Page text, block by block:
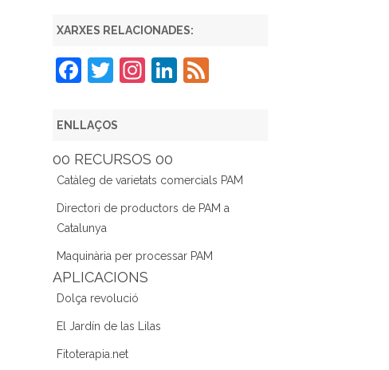
XARXES RELACIONADES:
F
c
e
b
o
o
k
T
itt
er
In
gr
a
m
Li
dI
n
F
ENLLAÇOS
00 RECURSOS 00
Catàleg de varietats comercials PAM
Directori de productors de PAM a
Catalunya
Maquinària per processar PAM
APLICACIONS
Dolça revolució
El Jardín de las Lilas
Fitoterapia.net